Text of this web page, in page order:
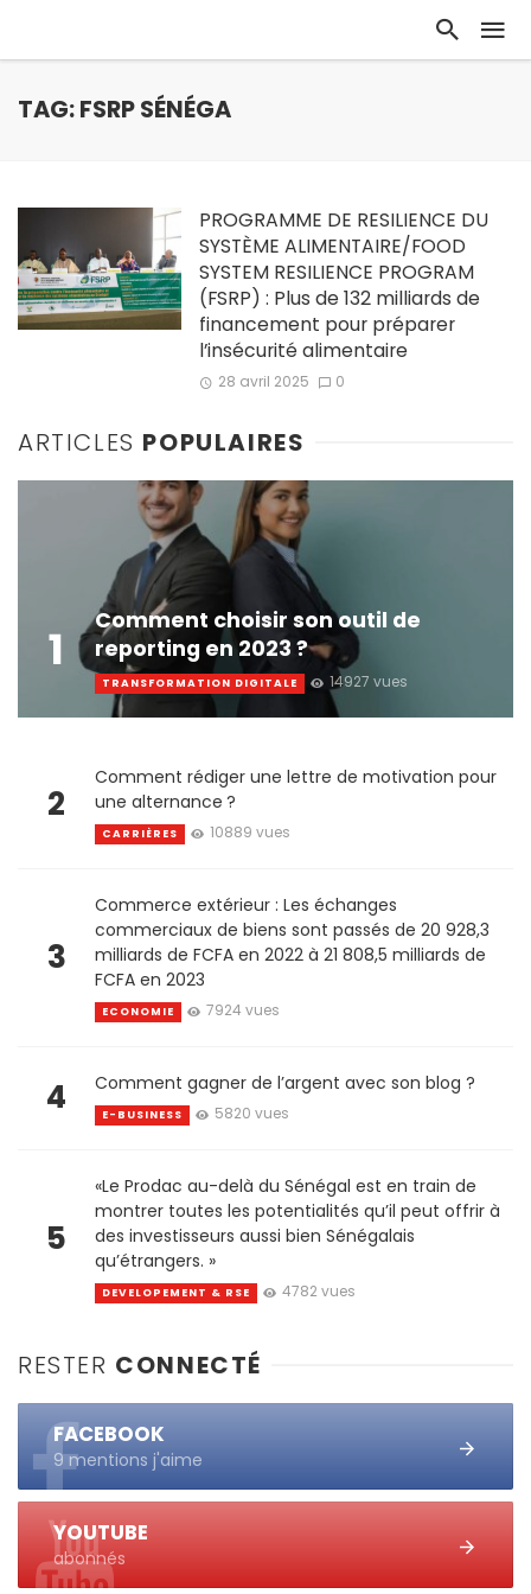
TAG: FSRP SÉNÉGA
PROGRAMME DE RESILIENCE DU
SYSTÈME ALIMENTAIRE/FOOD
SYSTEM RESILIENCE PROGRAM
(FSRP) : Plus de 132 milliards de
financement pour préparer
l’insécurité alimentaire
28 avril 2025 0
ARTICLES POPULAIRES
1
Comment choisir son outil de
reporting en 2023 ?
TRANSFORMATION DIGITALE 14927 vues
2
Comment rédiger une lettre de motivation pour
une alternance ?
CARRIÈRES 10889 vues
3
Commerce extérieur : Les échanges
commerciaux de biens sont passés de 20 928,3
milliards de FCFA en 2022 à 21 808,5 milliards de
FCFA en 2023
ECONOMIE 7924 vues
4 Comment gagner de l’argent avec son blog ?
E-BUSINESS 5820 vues
5
«Le Prodac au-delà du Sénégal est en train de
montrer toutes les potentialités qu’il peut offrir à
des investisseurs aussi bien Sénégalais
qu’étrangers. »
DEVELOPEMENT & RSE 4782 vues
RESTER CONNECTÉ
FACEBOOK
9 mentions j'aime
YOUTUBE
abonnés